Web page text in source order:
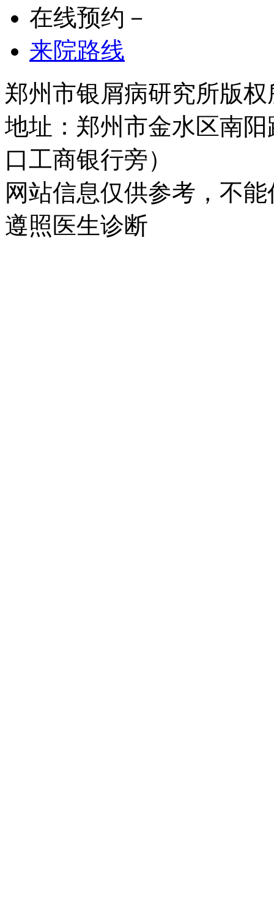
在线预约－
来院路线
郑州市银屑病研究所版权
地址：郑州市金水区南
口工商银行旁）
网站信息仅供参考，不
遵照医生诊断